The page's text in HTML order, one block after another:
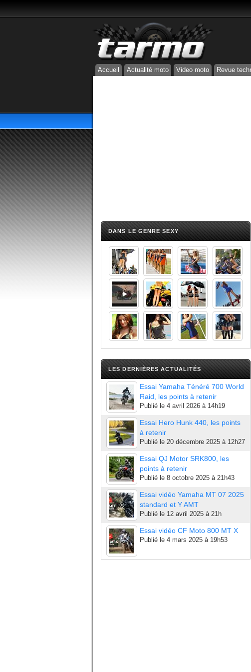
Accueil Actualité moto Video moto Revue
DANS LE GENRE SEXY
LES DERNIÈRES ACTUALITÉS
Essai Yamaha Ténéré 700 World
Raid, les points à retenir
Publié le 4 avril 2026 à 14h19
Essai Hero Hunk 440, les points
à retenir
Publié le 20 décembre 2025 à 12h27
Essai QJ Motor SRK800, les
points à retenir
Publié le 8 octobre 2025 à 21h43
Essai vidéo Yamaha MT 07 2025
standard et Y AMT
Publié le 12 avril 2025 à 21h
Essai vidéo CF Moto 800 MT X
Publié le 4 mars 2025 à 19h53